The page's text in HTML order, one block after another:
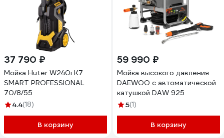
37 790 ₽
Мойка Huter W240i K7
SMART PROFESSIONAL
70/8/55
4.4(18)
В корзину
59 990 ₽
Мойка высокого давления
DAEWOO с автоматической
катушкой DAW 925
5(1)
В корзину